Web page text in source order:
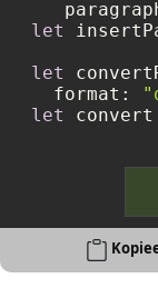
let
let
  format:
let
convert